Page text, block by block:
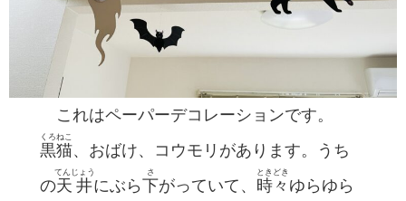
これはペーパーデコレーションです。
黒猫
くろねこ
、おばけ、コウモリがあります。うち
の天井
てんじょう
にぶら下
さ
がっていて、 時々
ときどき
ゆらゆら